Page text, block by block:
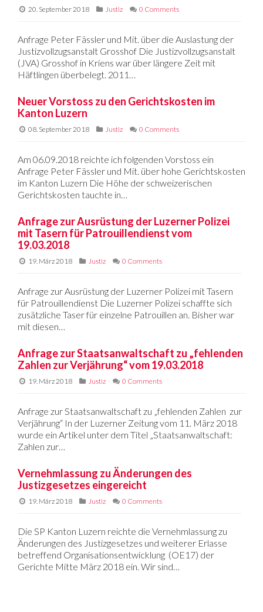
20. September 2018 Justiz 0 Comments
Anfrage Peter Fässler und Mit. über die Auslastung der
Justizvollzugsanstalt Grosshof Die Justizvollzugsanstalt
(JVA) Grosshof in Kriens war über längere Zeit mit
Häftlingen überbelegt. 2011…
Neuer Vorstoss zu den Gerichtskosten im
Kanton Luzern
08. September 2018 Justiz 0 Comments
Am 06.09.2018 reichte ich folgenden Vorstoss ein
Anfrage Peter Fässler und Mit. über hohe Gerichtskosten
im Kanton Luzern Die Höhe der schweizerischen
Gerichtskosten tauchte in…
Anfrage zur Ausrüstung der Luzerner Polizei
mit Tasern für Patrouillendienst vom
19.03.2018
19. März 2018 Justiz 0 Comments
Anfrage zur Ausrüstung der Luzerner Polizei mit Tasern
für Patrouillendienst Die Luzerner Polizei schaffte sich
zusätzliche Taser für einzelne Patrouillen an. Bisher war
mit diesen…
Anfrage zur Staatsanwaltschaft zu „fehlenden
Zahlen zur Verjährung“ vom 19.03.2018
19. März 2018 Justiz 0 Comments
Anfrage zur Staatsanwaltschaft zu „fehlenden Zahlen zur
Verjährung“ In der Luzerner Zeitung vom 11. März 2018
wurde ein Artikel unter dem Titel „Staatsanwaltschaft:
Zahlen zur…
Vernehmlassung zu Änderungen des
Justizgesetzes eingereicht
19. März 2018 Justiz 0 Comments
Die SP Kanton Luzern reichte die Vernehmlassung zu
Änderungen des Justizgesetzes und weiterer Erlasse
betreffend Organisationsentwicklung (OE17) der
Gerichte Mitte März 2018 ein. Wir sind…